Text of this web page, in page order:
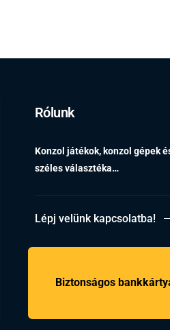
Rólunk
Konzol játékok, konzol gépek
széles választéka…
Lépj velünk kapcsolatba!
Biztonságos